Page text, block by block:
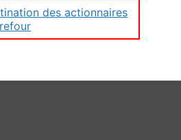
des actionnaires